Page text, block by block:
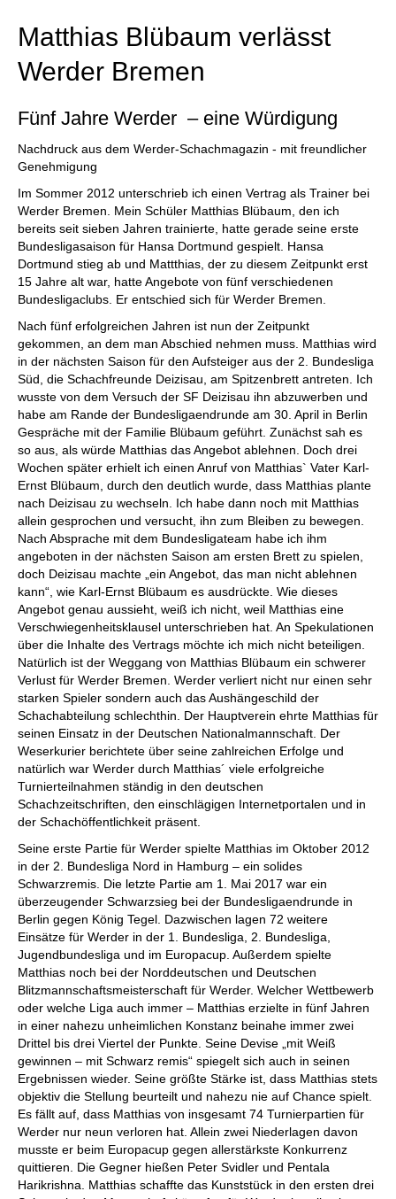
Matthias Blübaum verlässt
Werder Bremen
Fünf Jahre Werder – eine Würdigung
Nachdruck aus dem Werder-Schachmagazin - mit freundlicher
Genehmigung
Im Sommer 2012 unterschrieb ich einen Vertrag als Trainer bei
Werder Bremen. Mein Schüler Matthias Blübaum, den ich
bereits seit sieben Jahren trainierte, hatte gerade seine erste
Bundesligasaison für Hansa Dortmund gespielt. Hansa
Dortmund stieg ab und Mattthias, der zu diesem Zeitpunkt erst
15 Jahre alt war, hatte Angebote von fünf verschiedenen
Bundesligaclubs. Er entschied sich für Werder Bremen.
Nach fünf erfolgreichen Jahren ist nun der Zeitpunkt
gekommen, an dem man Abschied nehmen muss. Matthias wird
in der nächsten Saison für den Aufsteiger aus der 2. Bundesliga
Süd, die Schachfreunde Deizisau, am Spitzenbrett antreten. Ich
wusste von dem Versuch der SF Deizisau ihn abzuwerben und
habe am Rande der Bundesligaendrunde am 30. April in Berlin
Gespräche mit der Familie Blübaum geführt. Zunächst sah es
so aus, als würde Matthias das Angebot ablehnen. Doch drei
Wochen später erhielt ich einen Anruf von Matthias` Vater Karl-
Ernst Blübaum, durch den deutlich wurde, dass Matthias plante
nach Deizisau zu wechseln. Ich habe dann noch mit Matthias
allein gesprochen und versucht, ihn zum Bleiben zu bewegen.
Nach Absprache mit dem Bundesligateam habe ich ihm
angeboten in der nächsten Saison am ersten Brett zu spielen,
doch Deizisau machte „ein Angebot, das man nicht ablehnen
kann“, wie Karl-Ernst Blübaum es ausdrückte. Wie dieses
Angebot genau aussieht, weiß ich nicht, weil Matthias eine
Verschwiegenheitsklausel unterschrieben hat. An Spekulationen
über die Inhalte des Vertrags möchte ich mich nicht beteiligen.
Natürlich ist der Weggang von Matthias Blübaum ein schwerer
Verlust für Werder Bremen. Werder verliert nicht nur einen sehr
starken Spieler sondern auch das Aushängeschild der
Schachabteilung schlechthin. Der Hauptverein ehrte Matthias für
seinen Einsatz in der Deutschen Nationalmannschaft. Der
Weserkurier berichtete über seine zahlreichen Erfolge und
natürlich war Werder durch Matthias´ viele erfolgreiche
Turnierteilnahmen ständig in den deutschen
Schachzeitschriften, den einschlägigen Internetportalen und in
der Schachöffentlichkeit präsent.
Seine erste Partie für Werder spielte Matthias im Oktober 2012
in der 2. Bundesliga Nord in Hamburg – ein solides
Schwarzremis. Die letzte Partie am 1. Mai 2017 war ein
überzeugender Schwarzsieg bei der Bundesligaendrunde in
Berlin gegen König Tegel. Dazwischen lagen 72 weitere
Einsätze für Werder in der 1. Bundesliga, 2. Bundesliga,
Jugendbundesliga und im Europacup. Außerdem spielte
Matthias noch bei der Norddeutschen und Deutschen
Blitzmannschaftsmeisterschaft für Werder. Welcher Wettbewerb
oder welche Liga auch immer – Matthias erzielte in fünf Jahren
in einer nahezu unheimlichen Konstanz beinahe immer zwei
Drittel bis drei Viertel der Punkte. Seine Devise „mit Weiß
gewinnen – mit Schwarz remis“ spiegelt sich auch in seinen
Ergebnissen wieder. Seine größte Stärke ist, dass Matthias stets
objektiv die Stellung beurteilt und nahezu nie auf Chance spielt.
Es fällt auf, dass Matthias von insgesamt 74 Turnierpartien für
Werder nur neun verloren hat. Allein zwei Niederlagen davon
musste er beim Europacup gegen allerstärkste Konkurrenz
quittieren. Die Gegner hießen Peter Svidler und Pentala
Harikrishna. Matthias schaffte das Kunststück in den ersten drei